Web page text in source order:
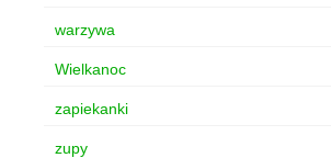
warzywa
Wielkanoc
zapiekanki
zupy